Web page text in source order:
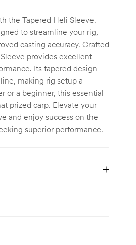
the Tapered Heli Sleeve.
to streamline your rig,
casting accuracy. Crafted
provides excellent
Its tapered design
making rig setup a
or a beginner, this essential
prized carp. Elevate your
and enjoy success on the
superior performance.